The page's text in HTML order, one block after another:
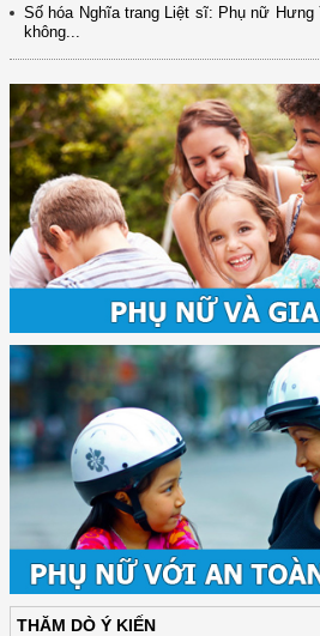
Số hóa Nghĩa trang Liệt sĩ: Phụ nữ
không...
THĂM DÒ Ý KIẾN